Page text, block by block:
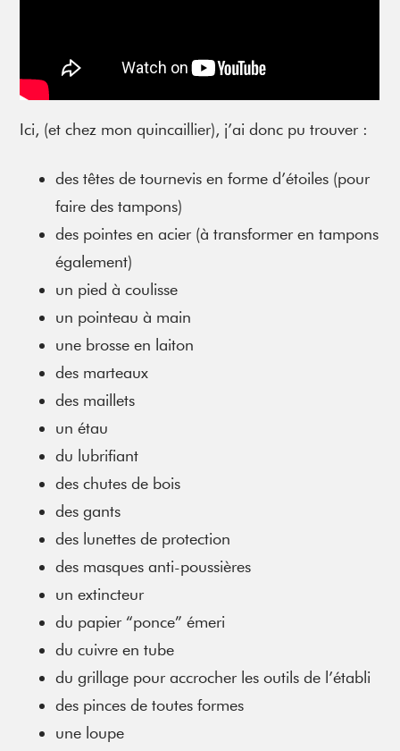
Ici, (et chez mon quincaillier), j’ai donc pu trouver :
des têtes de tournevis en forme d’étoiles (pour
faire des tampons)
des pointes en acier (à transformer en tampons
également)
un pied à coulisse
un pointeau à main
une brosse en laiton
des marteaux
des maillets
un étau
du lubrifiant
des chutes de bois
des gants
des lunettes de protection
des masques anti-poussières
un extincteur
du papier “ponce” émeri
du cuivre en tube
du grillage pour accrocher les outils de l’établi
des pinces de toutes formes
une loupe